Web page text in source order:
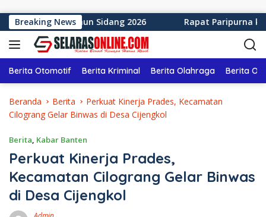
Breaking News
Tahun Sidang 2026 Rapat Paripurna ke-12 DPRD
Berita Otomotif Berita Kriminal Berita Olahraga Berita
Beranda Berita
Perkuat Kinerja Prades, Kecamatan
Cilograng Gelar Binwas di Desa Cijengkol
Berita, Kabar Banten
Perkuat Kinerja Prades,
Kecamatan Cilograng Gelar Binwas
di Desa Cijengkol